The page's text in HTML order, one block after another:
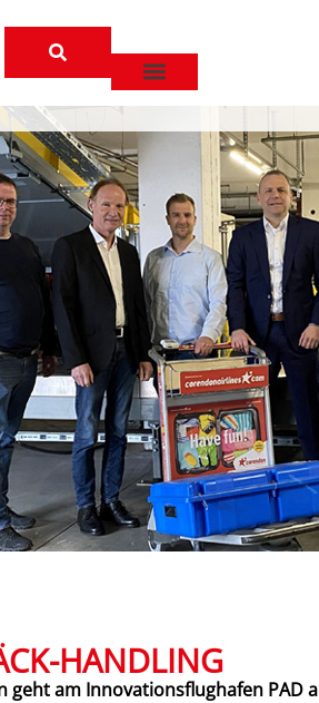
HANDLING
am Innovationsflughafen PAD